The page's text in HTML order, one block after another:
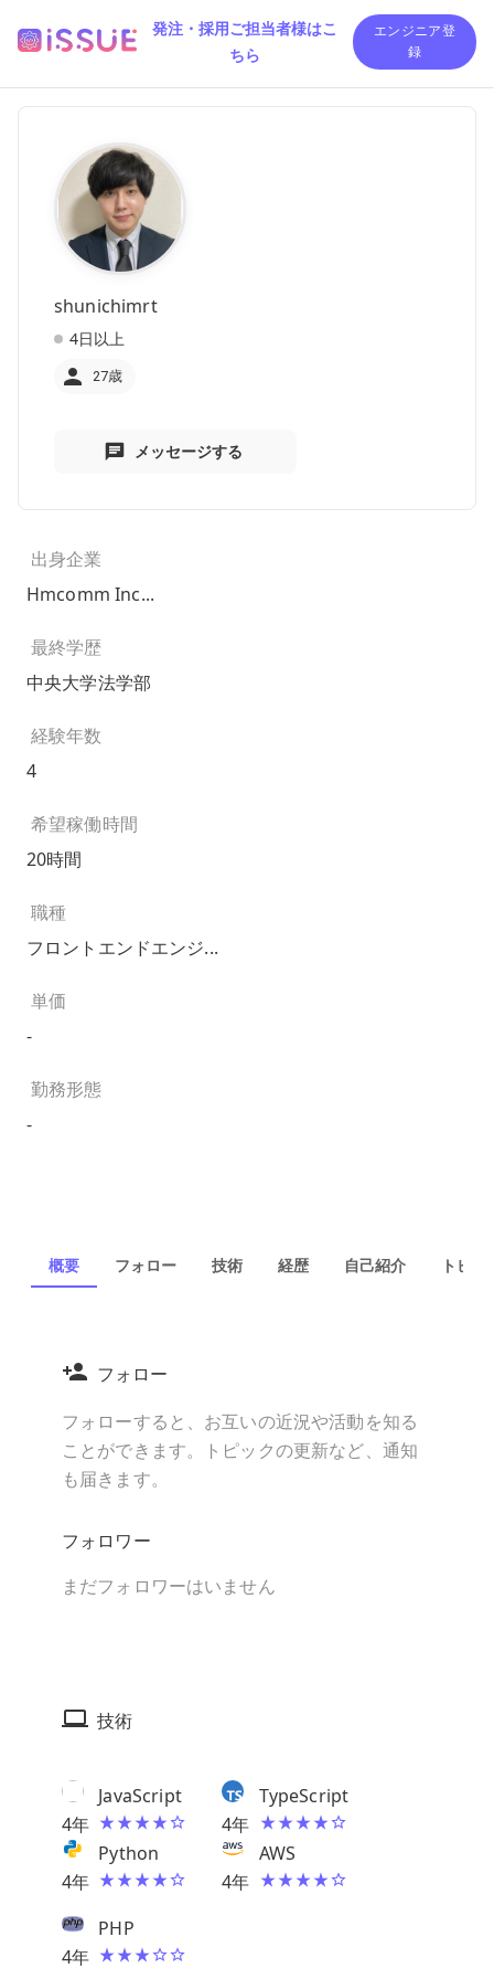
発注・採用ご担当者様はこ
ちら
エンジニア登
録
shunichimrt
4日以上
27歳
メッセージする
出身企業
Hmcomm Inc...
最終学歴
中央大学法学部
経験年数
4
希望稼働時間
20時間
職種
フロントエンドエンジ...
単価
-
勤務形態
-
概要 フォロー 技術 経歴 自己紹介 トピッ
フォロー
フォローすると、お互いの近況や活動を知る
ことができます。トピックの更新など、通知
も届きます。
フォロワー
まだフォロワーはいません
技術
4年
JavaScript
4年
TypeScript
4年
Python
4年
AWS
4年
PHP